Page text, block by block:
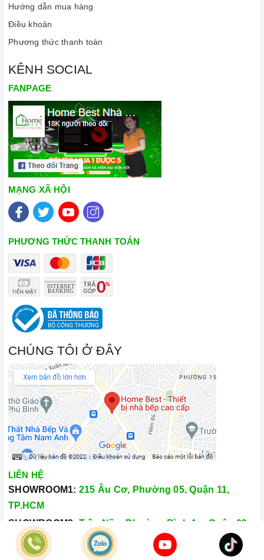
Hướng dẫn mua hàng
Điều khoản
Phương thức thanh toán
KÊNH SOCIAL
FANPAGE
MẠNG XÃ HỘI
PHƯƠNG THỨC THANH TOÁN
CHÚNG TÔI Ở ĐÂY
LIÊN HỆ
SHOWROOM1: 215 Âu Cơ, Phường 05, Quận 11,
TP.HCM
SHOWROOM2:
Trần Não, Phường Bình An, Quận 02,
TP.HCM
Hotline: 028.66.79.8989